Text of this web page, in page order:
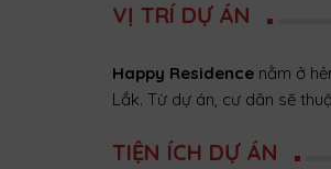
VỊ TRÍ DỰ ÁN
Happy Residence nằm ở
Lắk. Từ dự án, cư dân sẽ
TIỆN ÍCH DỰ ÁN